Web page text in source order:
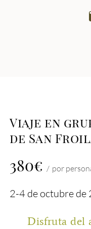
Viaje en
de San
380€ por
2-4 de octubre de
Disfruta del